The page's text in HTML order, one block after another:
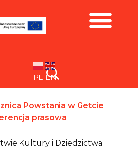
PL EN
Powstania w Getcie
prasowa
Kultury i Dziedzictwa